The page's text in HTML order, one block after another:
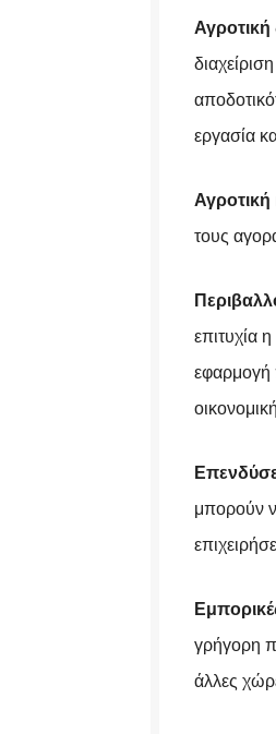
Αγροτική
εργασία
Αγροτική
τους
επιτυχία
εφαρμογή
μπορούν
γρήγορη
άλλες